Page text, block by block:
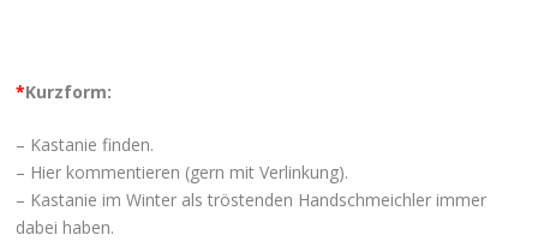
*Kurzform:
– Kastanie finden.
– Hier kommentieren (gern mit Verlinkung).
– Kastanie im Winter als tröstenden Handschmeichler immer
dabei haben.